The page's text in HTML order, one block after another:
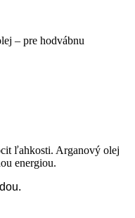
– pre hodvábnu
ľahkosti. Arganový olej
energiou.